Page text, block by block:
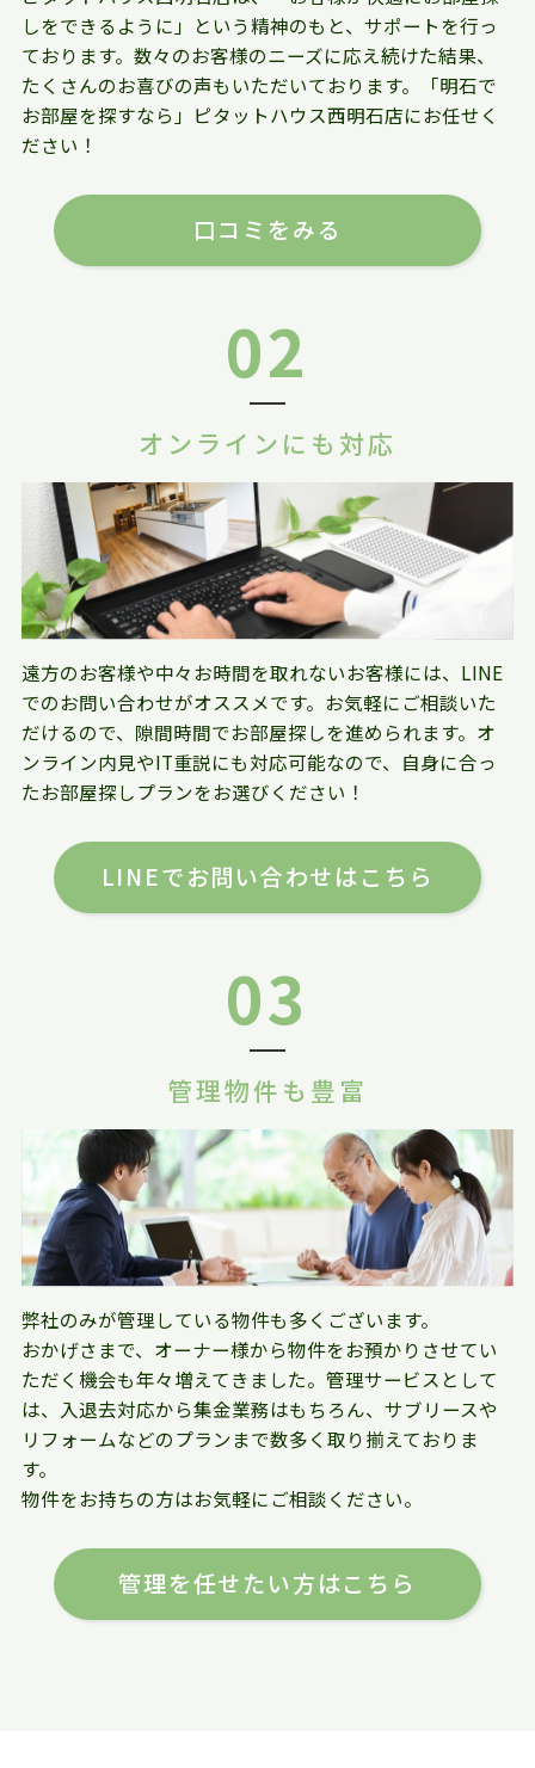
しをできるように」という精神のもと、サポートを行っ
ております。数々のお客様のニーズに応え続けた結果、
たくさんのお喜びの声もいただいております。「明石で
お部屋を探すなら」ピタットハウス西明石店にお任せく
ださい！
口コミをみる
02
オンラインにも対応
遠方のお客様や中々お時間を取れないお客様には、LINE
でのお問い合わせがオススメです。お気軽にご相談いた
だけるので、隙間時間でお部屋探しを進められます。オ
ンライン内見やIT重説にも対応可能なので、自身に合っ
たお部屋探しプランをお選びください！
LINEでお問い合わせはこちら
03
管理物件も豊富
弊社のみが管理している物件も多くございます。
おかげさまで、オーナー様から物件をお預かりさせてい
ただく機会も年々増えてきました。管理サービスとして
は、入退去対応から集金業務はもちろん、サブリースや
リフォームなどのプランまで数多く取り揃えておりま
す。
物件をお持ちの方はお気軽にご相談ください。
管理を任せたい方はこちら